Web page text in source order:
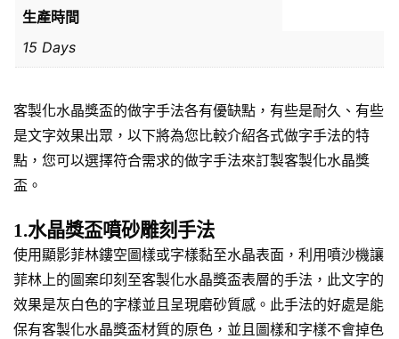
生產時間
15 Days
客製化水晶獎盃的做字手法各有優缺點，有些是耐久、有些
是文字效果出眾，以下將為您比較介紹各式做字手法的特
點，您可以選擇符合需求的做字手法來訂製客製化水晶獎
盃。
1.水晶獎盃噴砂雕刻手法
使用顯影菲林鏤空圖樣或字樣黏至水晶表面，利用噴沙機讓
菲林上的圖案印刻至客製化水晶獎盃表層的手法，此文字的
效果是灰白色的字樣並且呈現磨砂質感。此手法的好處是能
保有客製化水晶獎盃材質的原色，並且圖樣和字樣不會掉色